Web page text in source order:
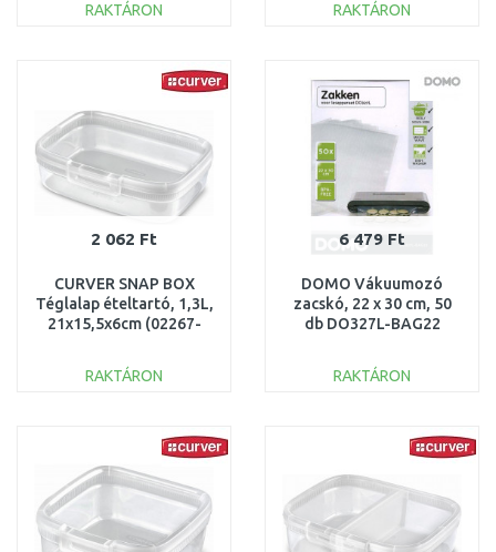
RAKTÁRON
Összehasonlítás
RAKTÁRON
Összehasonlítás
2 062 Ft
CURVER SNAP BOX
Téglalap ételtartó, 1,3L,
21x15,5x6cm (02267-
RAKTÁRON
Összehasonlítás
6 479 Ft
DOMO Vákuumozó
zacskó, 22 x 30 cm, 50
db DO327L-BAG22
RAKTÁRON
Összehasonlítás